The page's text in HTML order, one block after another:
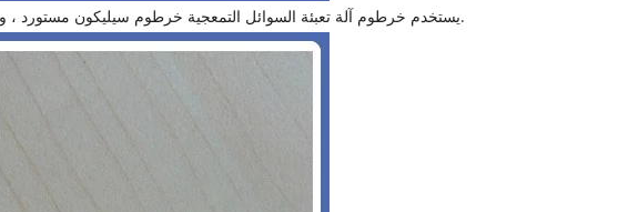
يستخدم خرطوم آلة تعبئة السوائل التمعجية خرطوم سيليكون مستورد ، وهو ذو نوعية جيدة ويمكن استخدامه لملء السوائل شديدة التآكل.